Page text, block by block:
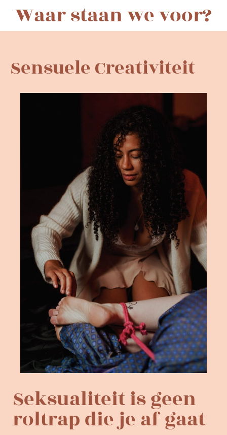
Waar staan we voor?
Sensuele Creativiteit
Seksualiteit is geen
roltrap die je af gaat